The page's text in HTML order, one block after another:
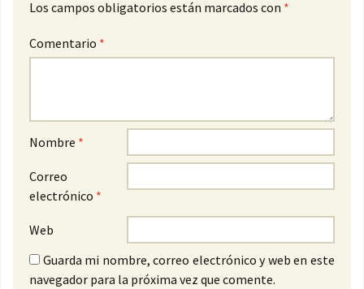
Los campos obligatorios están marcados con *
Comentario *
Nombre *
Correo
electrónico *
Web
Guarda mi nombre, correo electrónico y web en este
navegador para la próxima vez que comente.